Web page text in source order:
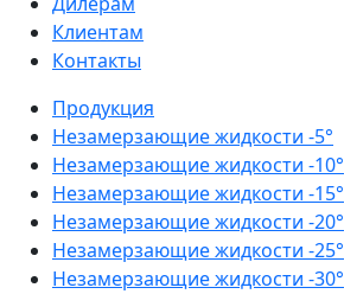
Клиентам
Контакты
Продукция
Незамерзающие жидкости -5°
Незамерзающие жидкости -10°
Незамерзающие жидкости -15°
Незамерзающие жидкости -20°
Незамерзающие жидкости -25°
Незамерзающие жидкости -30°